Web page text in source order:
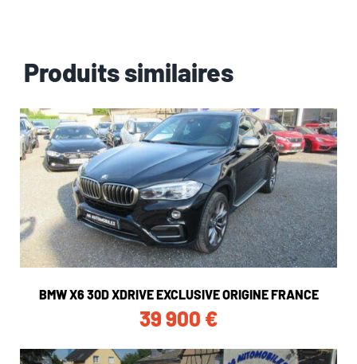
Produits similaires
BMW X6 30D XDRIVE EXCLUSIVE ORIGINE FRANCE
39 900 €